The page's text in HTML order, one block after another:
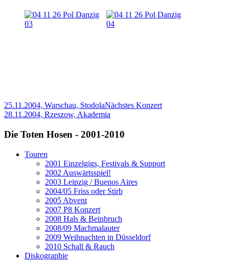
25.11.2004, Warschau, StodolaNächstes Konzert
28.11.2004, Rzeszow, Akademia
Die Toten Hosen - 2001-2010
Touren
2001 Einzelgigs, Festivals & Support
2002 Auswärtsspiel!
2003 Leipzig / Buenos Aires
2004/05 Friss oder Stirb
2005 Abvent
2007 P8 Konzert
2008 Hals & Beinbruch
2008/09 Machmalauter
2009 Weihnachten in Düsseldorf
2010 Schall & Rauch
Diskographie